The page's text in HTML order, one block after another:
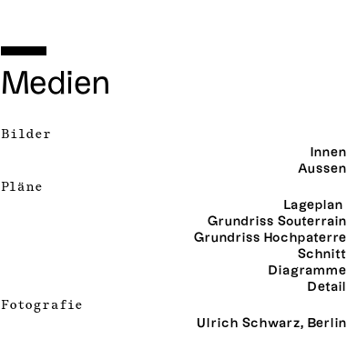
Medien
Bilder
Innen
Aussen
Pläne
Lageplan
Grundriss Souterrain
Grundriss Hochpaterre
Schnitt
Diagramme
Detail
Fotografie
Ulrich Schwarz, Berlin